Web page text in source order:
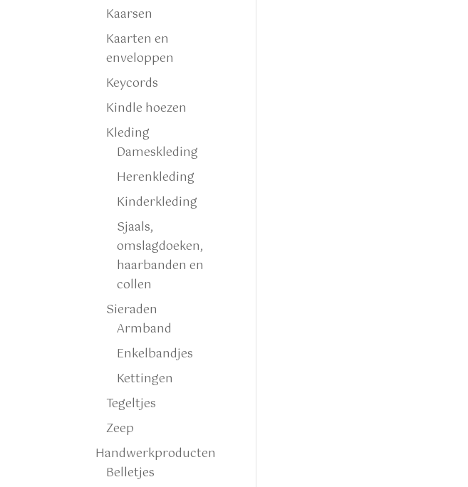
Kaarsen
Kaarten en
enveloppen
Keycords
Kindle hoezen
Kleding
Dameskleding
Herenkleding
Kinderkleding
Sjaals,
omslagdoeken,
haarbanden en
collen
Sieraden
Armband
Enkelbandjes
Kettingen
Tegeltjes
Zeep
Handwerkproducten
Belletjes